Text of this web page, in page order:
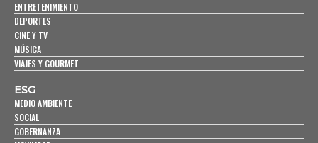
ENTRETENIMIENTO
DEPORTES
CINE Y TV
MÚSICA
VIAJES Y GOURMET
ESG
MEDIO AMBIENTE
SOCIAL
GOBERNANZA